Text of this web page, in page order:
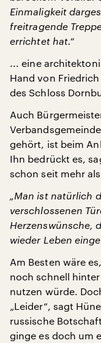
Einmaligkeit
freitragende
errichtet hat.“
... eine
Hand von
des Schloss
Auch
gehört, ist beim
Ihn bedrückt es,
schon seit mehr
„Man ist natürlich
verschlossenen
Herzenswünsche,
wieder Leben
Am Besten wäre
noch schnell
nutzen würde.
„Leider“, sagt
russische
ginge es doch um